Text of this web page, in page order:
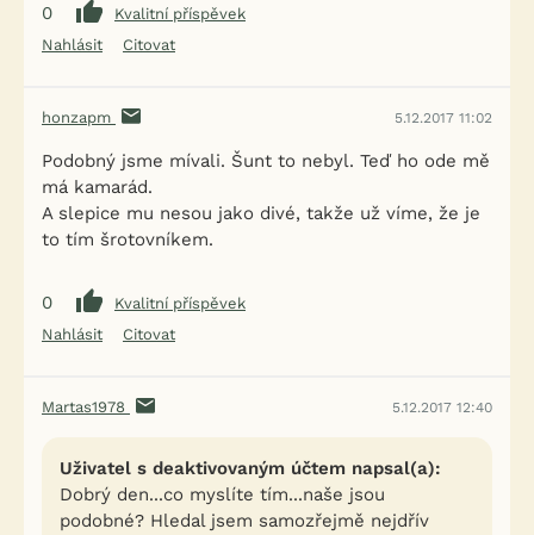
0
Kvalitní příspěvek
Nahlásit
Citovat
honzapm 5.12.2017 11:02
Podobný jsme mívali. Šunt to nebyl. Teď ho ode mě
má kamarád.
A slepice mu nesou jako divé, takže už víme, že je
to tím šrotovníkem.
0
Kvalitní příspěvek
Nahlásit
Citovat
Martas1978 5.12.2017 12:40
Uživatel s deaktivovaným účtem napsal(a):
Dobrý den...co myslíte tím...naše jsou
podobné? Hledal jsem samozřejmě nejdřív